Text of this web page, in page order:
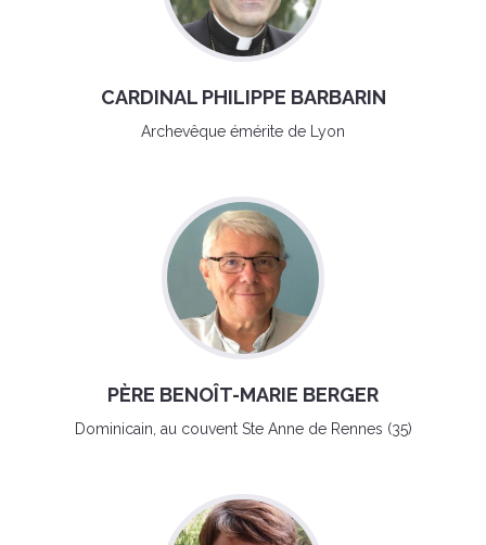
CARDINAL PHILIPPE BARBARIN
Archevêque émérite de Lyon
PÈRE BENOÎT-MARIE BERGER
Dominicain, au couvent Ste Anne de Rennes (35)